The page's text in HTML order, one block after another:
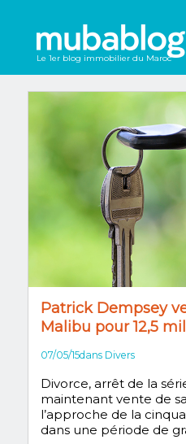
Le 1er blog immobilier du Maroc
Patrick Dempsey
Malibu pour 12,5
07/05/15dans Divers
Divorce, arrêt de la
maintenant vente de
l’approche de la
dans une période de